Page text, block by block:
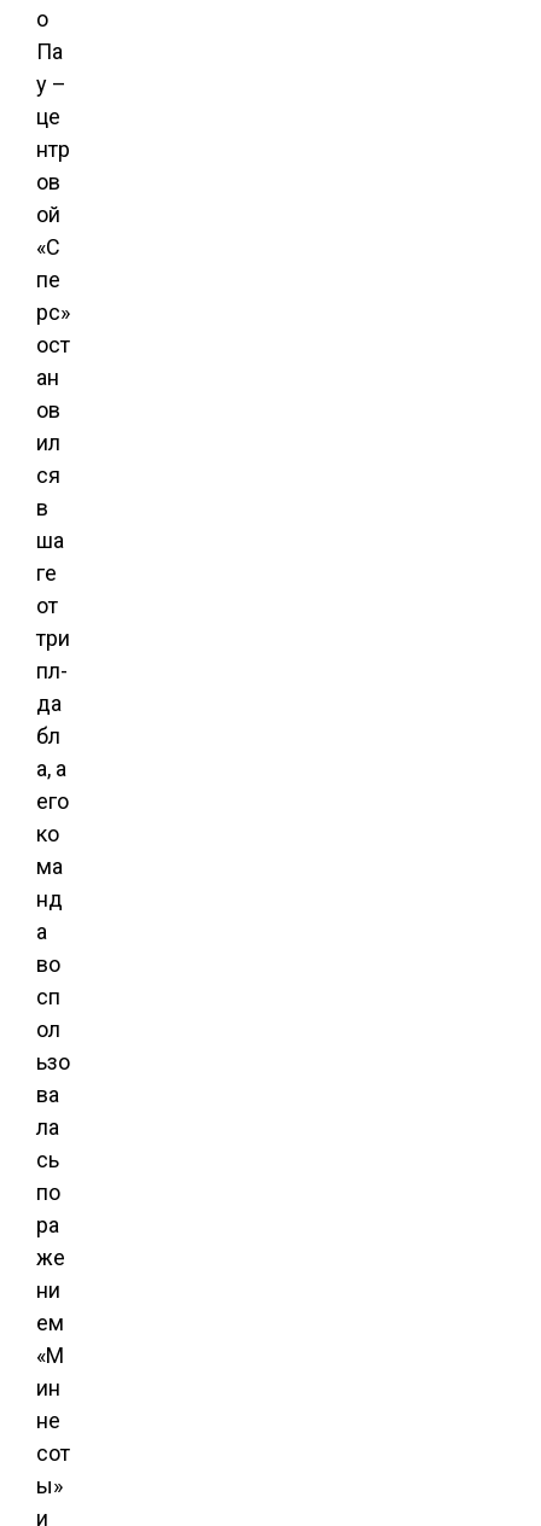
о
Па
у –
це
нтр
ов
ой
«С
пе
рс»
ост
ан
ов
ил
ся
в
ша
ге
от
три
пл-
да
бл
а, а
его
ко
ма
нд
а
во
сп
ол
ьзо
ва
ла
сь
по
ра
же
ни
ем
«М
ин
не
сот
ы»
и